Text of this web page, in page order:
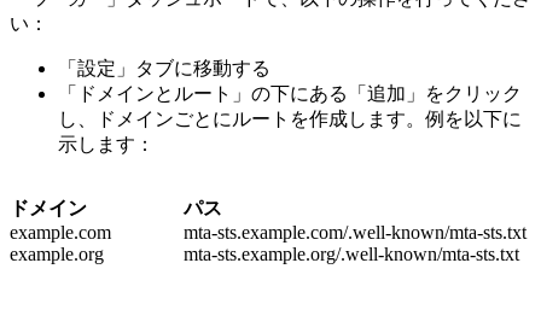
い：
「設定」タブに移動する
「ドメインとルート」の下にある「追加」をクリック
し、ドメインごとにルートを作成します。例を以下に
示します：
ドメイン
example.com
example.org
パス
mta-sts.example.com/.well-known/mta-sts.txt
mta-sts.example.org/.well-known/mta-sts.txt